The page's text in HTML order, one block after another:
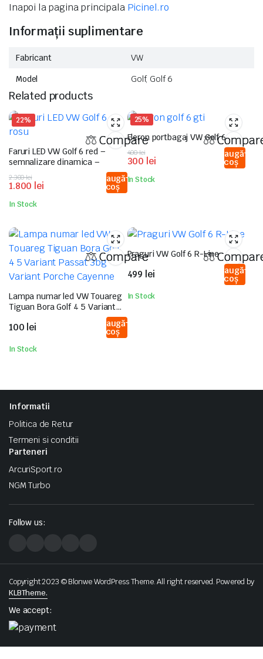
Inapoi la pagina principala Picinel.ro
Informații suplimentare
Fabricant
VW
Model
Golf, Golf 6
Related products
22%
Compare
Faruri LED VW Golf 6 red –
semnalizare dinamica –
2.300lei
Prețul
inițial
a
fost:
1.800 lei
Prețul
curent
este:
1.800 lei.
Adaugă
în coș
In Stock
25%
Eleron portbagaj VW Golf 6 GTI
400lei
Prețul
inițial
a
fost:
400 lei.
300 lei
Prețul
curent
este:
300 lei.
Adaugă
în coș
In Stock
Compare
Lampa numar led VW Touareg
Tiguan Bora Golf 4 5 Variant
Passat 3bg Variant Porche
Cayenne
100 lei Adaugă
în coș
In Stock
Praguri VW Golf 6 R-Line
499 lei Adaugă
în coș
In Stock
Informatii
Politica de Retur
Termeni si conditii
Parteneri
ArcuriSport.ro
NGM Turbo
Follow us:
Copyright 2023 © Blonwe WordPress Theme. All right reserved. Powered by
KLBTheme.
We accept: